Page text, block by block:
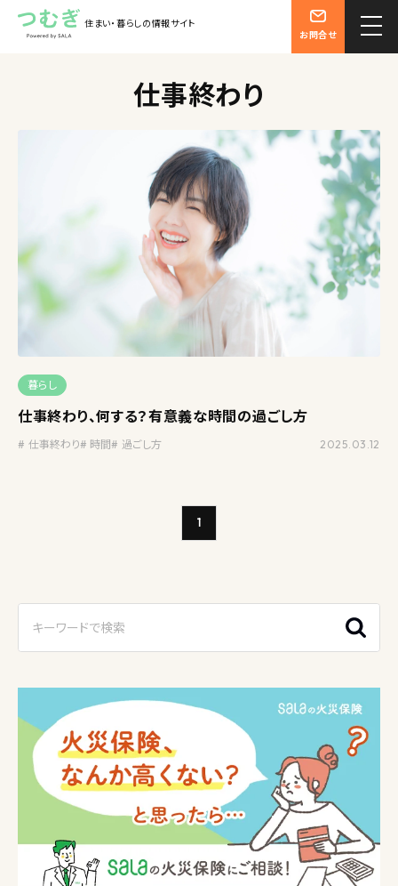
住まい・暮らしの情報サイト
仕事終わり
暮らし
仕事終わり、何する？有意義な時間の過ごし方
仕事終わり 時間 過ごし方 2025.03.12
1
お問合せ